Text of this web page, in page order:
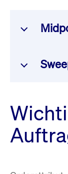
Preis
und
Kein